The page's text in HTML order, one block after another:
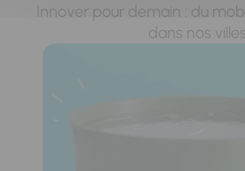
Innover pour demain : du
dans nos